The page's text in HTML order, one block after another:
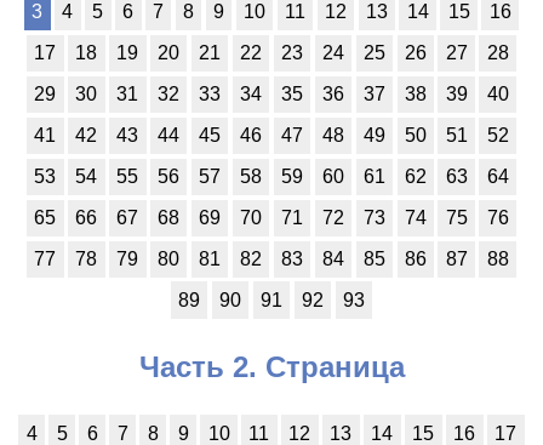
3 4 5 6 7 8 9 10 11 12 13 14 15
16
17
18 19 20 21 22 23 24 25 26 27
28
29
30 31 32 33 34 35 36 37 38 39
40
41
42 43 44 45 46 47 48 49 50 51
52
53
54 55 56 57 58 59 60 61 62 63
64
65
66 67 68 69 70 71 72 73 74 75
76
77
78 79 80 81 82 83 84 85 86 87
88
89
90 91 92 93
Часть 2. Страница
4 5 6 7 8 9 10 11 12 13 14 15 16
17